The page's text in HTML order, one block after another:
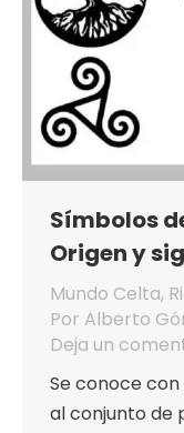
Símbolos
Origen y
Mundo Celta,
Por Alberto
Deja un
Se conoce
al conjunto de